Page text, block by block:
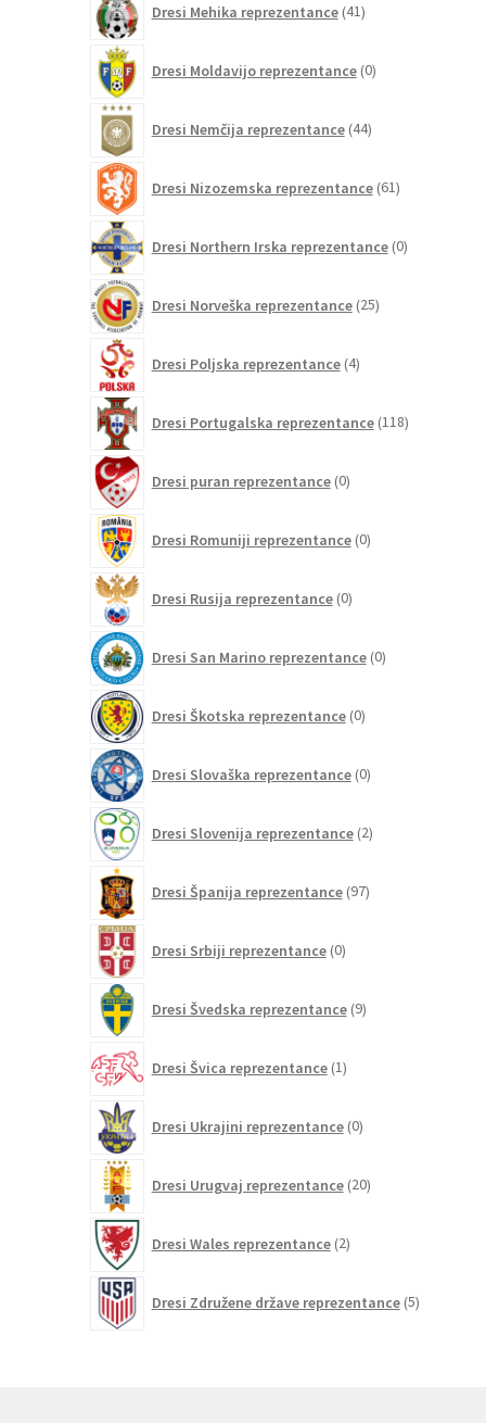
Dresi Mehika reprezentance 41izdelkov
Dresi Moldavijo reprezentance 0izdelkov
Dresi Nemčija reprezentance 44izdelkov
Dresi Nizozemska reprezentance 61izdelkov
Dresi Northern Irska reprezentance 0izdelkov
Dresi Norveška reprezentance 25izdelkov
Dresi Poljska reprezentance 4izdelki
Dresi Portugalska reprezentance 118izdelkov
Dresi puran reprezentance 0izdelkov
Dresi Romuniji reprezentance 0izdelkov
Dresi Rusija reprezentance 0izdelkov
Dresi San Marino reprezentance 0izdelkov
Dresi Škotska reprezentance 0izdelkov
Dresi Slovaška reprezentance 0izdelkov
Dresi Slovenija reprezentance 2izdelka
Dresi Španija reprezentance 97izdelkov
Dresi Srbiji reprezentance 0izdelkov
Dresi Švedska reprezentance 9izdelkov
Dresi Švica reprezentance 1izdelek
Dresi Ukrajini reprezentance 0izdelkov
Dresi Urugvaj reprezentance 20izdelkov
Dresi Wales reprezentance 2izdelka
Dresi Združene države reprezentance 5izdelkov